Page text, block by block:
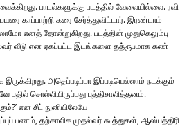
பாடல்களுக்கு படத்தில் வேலையில்லை. ரவி
காப்பாற்றி கரை சேர்த்துவிட்டார். இரண்டாம்
எனத் தோன்றுகிறது. படத்தின் முதுகெலும்பு
வீடு என ஏகப்பட்ட இடங்களை தத்ரூபமாக கண்
அதெப்படிப்பா இப்படியெல்லாம் நடக்கும்
சொல்லியிருப்பது புத்திசாலித்தனம்.
என சீட் நுனியிலேயே
பணம், தற்காலிக முதல்வர் கூத்துகள், ஆஸ்பத்திரி